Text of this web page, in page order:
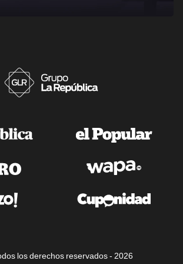
los derechos reservados - 2026